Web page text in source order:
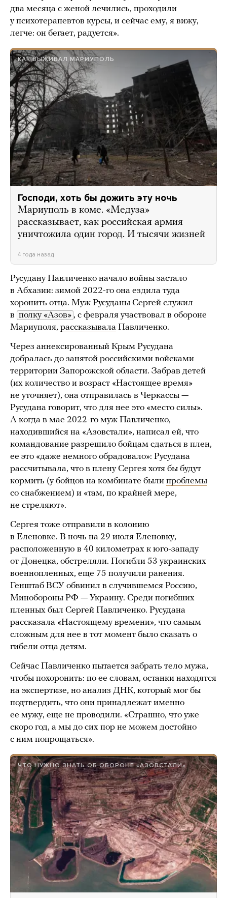
два месяца с женой лечились, проходили
у психотерапевтов курсы, и сейчас ему, я вижу,
легче: он бегает, радуется».
КАК ВЫЖИВАЛ МАРИУПОЛЬ
Господи, хоть бы дожить эту ночь
Мариуполь в коме. «Медуза»
рассказывает, как российская армия
уничтожила один город. И тысячи жизней
4 года назад
Русудану Павличенко начало войны застало
в Абхазии: зимой 2022-го она ездила туда
хоронить отца. Муж Русуданы Сергей служил
в полку «Азов» , с февраля участвовал в обороне
Мариуполя, рассказывала Павличенко.
Через аннексированный Крым Русудана
добралась до занятой российскими войсками
территории Запорожской области. Забрав детей
(их количество и возраст «Настоящее время»
не уточняет), она отправилась в Черкассы —
Русудана говорит, что для нее это «место силы».
А когда в мае 2022-го муж Павличенко,
находившийся на «Азовстали», написал ей, что
командование разрешило бойцам сдаться в плен,
ее это «даже немного обрадовало»: Русудана
рассчитывала, что в плену Сергея хотя бы будут
кормить (у бойцов на комбинате были проблемы
со снабжением) и «там, по крайней мере,
не стреляют».
Сергея тоже отправили в колонию
в Еленовке. В ночь на 29 июля Еленовку,
расположенную в 40 километрах к юго-западу
от Донецка, обстреляли. Погибли 53 украинских
военнопленных, еще 75 получили ранения.
Генштаб ВСУ обвинил в случившемся Россию,
Минобороны РФ — Украину. Среди погибших
пленных был Сергей Павличенко. Русудана
рассказала «Настоящему времени», что самым
сложным для нее в тот момент было сказать о
гибели отца детям.
Сейчас Павличенко пытается забрать тело мужа,
чтобы похоронить: по ее словам, останки находятся
на экспертизе, но анализ ДНК, который мог бы
подтвердить, что они принадлежат именно
ее мужу, еще не проводили. «Страшно, что уже
скоро год, а мы до сих пор не можем достойно
с ним попрощаться».
ЧТО НУЖНО ЗНАТЬ ОБ ОБОРОНЕ «АЗОВСТАЛИ»